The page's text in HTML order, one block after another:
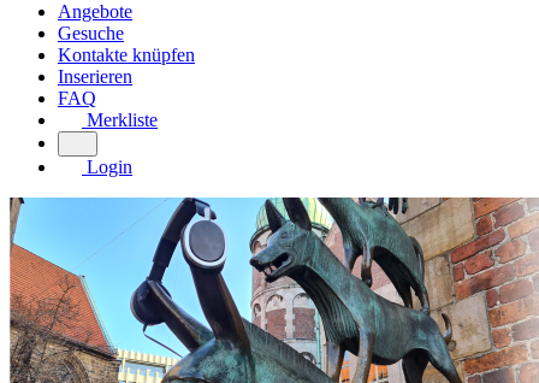
Angebote
Gesuche
Kontakte knüpfen
Inserieren
FAQ
Merkliste
Login